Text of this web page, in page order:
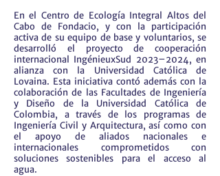
En el Centro de Ecología Integral Altos del
Cabo de Fondacio, y con la participación
activa de su equipo de base y voluntarios, se
desarrolló el proyecto de cooperación
internacional IngénieuxSud 2023–2024, en
alianza con la Universidad Católica de
Lovaina. Esta iniciativa contó además con la
colaboración de las Facultades de Ingeniería
y Diseño de la Universidad Católica de
Colombia, a través de los programas de
Ingeniería Civil y Arquitectura, así como con
el apoyo de aliados nacionales e
internacionales comprometidos con
soluciones sostenibles para el acceso al
agua.